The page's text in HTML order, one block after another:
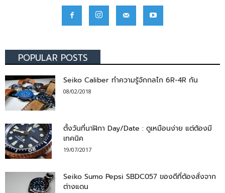
POPULAR POSTS
Seiko Caliber ทำความรู้จักกลไก 6R-4R กัน
08/02/2018
ตั้งวันที่นาฬิกา Day/Date : ดูเหมือนง่าย แต่ต้องมี
เทคนิค
19/07/2017
Seiko Sumo Pepsi SBDC057 ของดีที่ต้องสั่งจาก
ต่างแดน